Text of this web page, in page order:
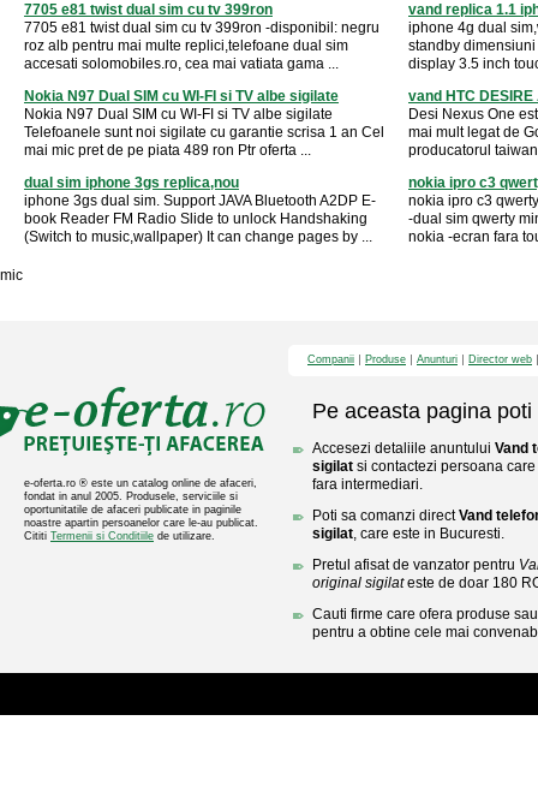
7705 e81 twist dual sim cu tv 399ron
7705 e81 twist dual sim cu tv 399ron -disponibil: negru
roz alb pentru mai multe replici,telefoane dual sim
accesati solomobiles.ro, cea mai vatiata gama ...
vand replica 1.1
iphone 4g dual
standby
display 3.5 inch
Nokia N97 Dual SIM cu WI-FI si TV albe sigilate
Nokia N97 Dual SIM cu WI-FI si TV albe sigilate
Telefoanele sunt noi sigilate cu garantie scrisa 1 an Cel
mai mic pret de pe piata 489 ron Ptr oferta ...
vand HTC
Desi Nexus One
mai mult legat de
producatorul
dual sim iphone 3gs replica,nou
iphone 3gs dual sim. Support JAVA Bluetooth A2DP E-
book Reader FM Radio Slide to unlock Handshaking
(Switch to music,wallpaper) It can change pages by ...
nokia ipro c3
nokia ipro c3
-dual sim qwerty
nokia -ecran fara
mic
e-oferta.ro ® este un catalog online de afaceri,
fondat in anul 2005. Produsele, serviciile si
oportunitatile de afaceri publicate in paginile
noastre apartin persoanelor care le-au publicat.
Cititi Termenii si Conditiile de utilizare.
Companii Produse Anunturi Director web
Pe aceasta pagina poti
Accesezi detaliile anuntului Vand
sigilat si contactezi persoana
fara intermediari.
Poti sa comanzi directVand
sigilat, care este in Bucuresti.
Pretul afisat de vanzator pentru
original sigilateste de doar 180
Cauti firme care ofera produse
pentru a obtine cele mai